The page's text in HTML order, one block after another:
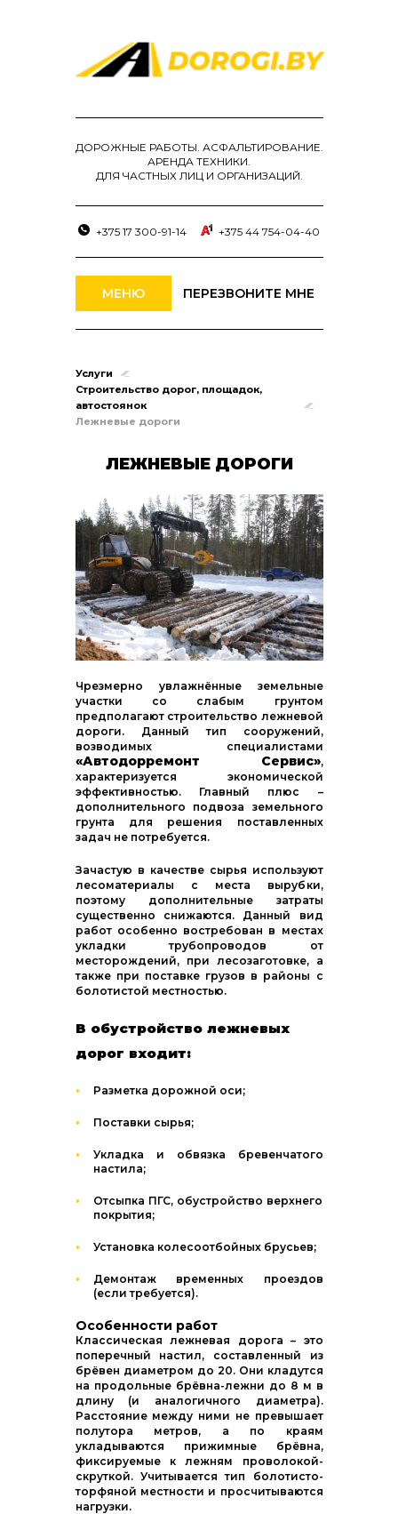
ДОРОЖНЫЕ РАБОТЫ. АСФАЛЬТИРОВАНИЕ.
АРЕНДА ТЕХНИКИ.
ДЛЯ ЧАСТНЫХ ЛИЦ И ОРГАНИЗАЦИЙ.
+375 17 300-91-14 +375 44 754-04-40
МЕНЮ ПЕРЕЗВОНИТЕ МНЕ
Услуги
Строительство дорог, площадок,
автостоянок
Лежневые дороги
ЛЕЖНЕВЫЕ ДОРОГИ
Чрезмерно увлажнённые земельные
участки со слабым грунтом
предполагают строительство лежневой
дороги. Данный тип сооружений,
возводимых специалистами
«Автодорремонт Сервис»,
характеризуется экономической
эффективностью. Главный плюс –
дополнительного подвоза земельного
грунта для решения поставленных
задач не потребуется.
Зачастую в качестве сырья используют
лесоматериалы с места вырубки,
поэтому дополнительные затраты
существенно снижаются. Данный вид
работ особенно востребован в местах
укладки трубопроводов от
месторождений, при лесозаготовке, а
также при поставке грузов в районы с
болотистой местностью.
В обустройство лежневых
дорог входит:
Разметка дорожной оси;
Поставки сырья;
Укладка и обвязка бревенчатого
настила;
Отсыпка ПГС, обустройство верхнего
покрытия;
Установка колесоотбойных брусьев;
Демонтаж временных проездов
(если требуется).
Особенности работ
Классическая лежневая дорога – это
поперечный настил, составленный из
брёвен диаметром до 20. Они кладутся
на продольные брёвна-лежни до 8 м в
длину (и аналогичного диаметра).
Расстояние между ними не превышает
полутора метров, а по краям
укладываются прижимные брёвна,
фиксируемые к лежням проволокой-
скруткой. Учитывается тип болотисто-
торфяной местности и просчитываются
нагрузки.